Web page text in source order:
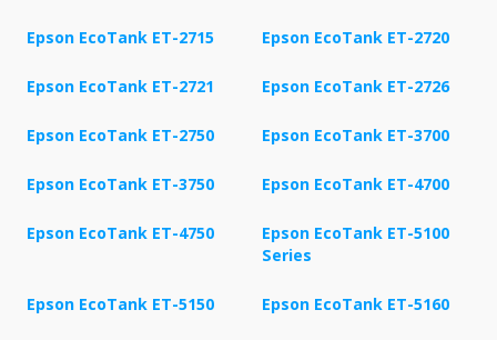
Epson EcoTank ET-2715 Epson EcoTank ET-2720
Epson EcoTank ET-2721 Epson EcoTank ET-2726
Epson EcoTank ET-2750 Epson EcoTank ET-3700
Epson EcoTank ET-3750 Epson EcoTank ET-4700
Epson EcoTank ET-4750
Epson EcoTank ET-5100
Series
Epson EcoTank ET-5150 Epson EcoTank ET-5160